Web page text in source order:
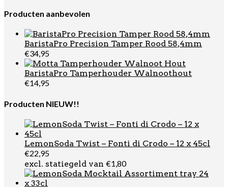
was:
is:
Producten aanbevolen
BaristaPro Precision Tamper Rood 58,4mm
€34,95
BaristaPro Tamperhouder Walnoothout
€14,95
Producten NIEUW!!
LemonSoda Twist – Fonti di Crodo – 12 x 45cl
€22,95
excl. statiegeld van €1,80